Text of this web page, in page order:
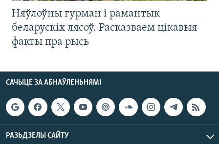
Няўлоўны гурман і рамантык
беларускіх лясоў. Расказваем цікавыя
факты пра рысь
САЧЫЦЕ ЗА АБНАЎЛЕНЬНЯМІ
РАЗЬДЗЕЛЫ САЙТУ